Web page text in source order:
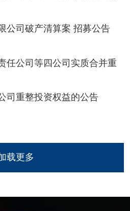
公司破产清算案 招募公告
任公司等四公司实质合并重
司重整投资权益的公告
载更多